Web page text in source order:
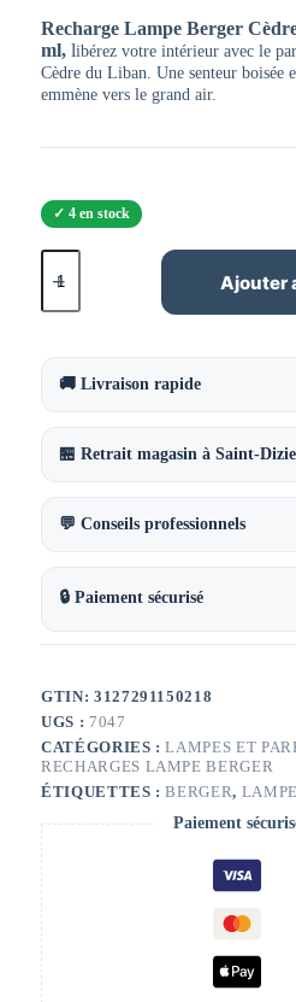
Recharge Lampe Berger
ml, libérez votre intérieur avec le
Cèdre du Liban. Une senteur boisée
emmène vers le grand air.
4 en stock
quantité
de
Cèdre
Liban
500
Ajouter
🚚 Livraison rapide
🏪 Retrait magasin à Saint-
💬 Conseils professionnels
🔒 Paiement sécurisé
GTIN: 3127291150218
UGS : 7047
CATÉGORIES :LAMPES ET
RECHARGES LAMPE BERGER
ÉTIQUETTES :BERGER,
Paiement